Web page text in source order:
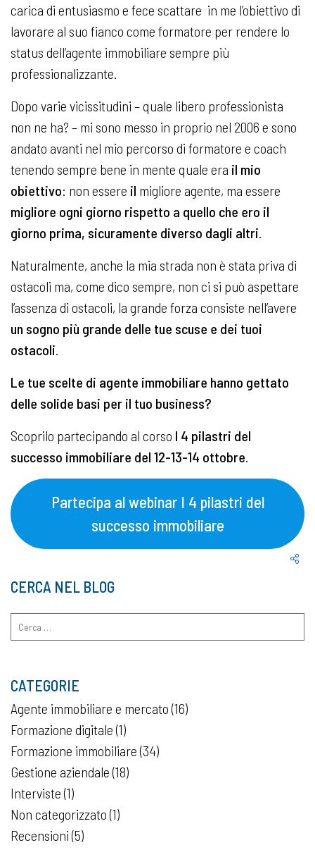
carica di entusiasmo e fece scattare in me l’obiettivo di
lavorare al suo fianco come formatore per rendere lo
status dell’agente immobiliare sempre più
professionalizzante.
Dopo varie vicissitudini – quale libero professionista
non ne ha? – mi sono messo in proprio nel 2006 e sono
andato avanti nel mio percorso di formatore e coach
tenendo sempre bene in mente quale era il mio
obiettivo: non essere il migliore agente, ma essere
migliore ogni giorno rispetto a quello che ero il
giorno prima, sicuramente diverso dagli altri.
Naturalmente, anche la mia strada non è stata priva di
ostacoli ma, come dico sempre, non ci si può aspettare
l’assenza di ostacoli, la grande forza consiste nell’avere
un sogno più grande delle tue scuse e dei tuoi
ostacoli.
Le tue scelte di agente immobiliare hanno gettato
delle solide basi per il tuo business?
Scoprilo partecipando al corso I 4 pilastri del
successo immobiliare del 12-13-14 ottobre.
Partecipa al webinar I 4 pilastri del
successo immobiliare
CERCA NEL BLOG
Ricerca
per:
CATEGORIE
Agente immobiliare e mercato(16)
Formazione digitale(1)
Formazione immobiliare(34)
Gestione aziendale(18)
Interviste(1)
Non categorizzato(1)
Recensioni(5)